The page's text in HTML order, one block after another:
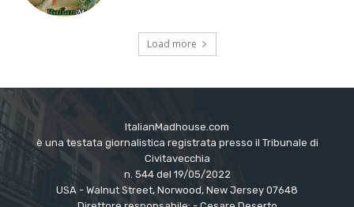
Load more
ItalianMadhouse.com
è una testata giornalistica registrata presso il Tribunale di
Civitavecchia
n. 544 del 19/05/2022
USA - Walnut Street, Norwood, New Jersey 07648